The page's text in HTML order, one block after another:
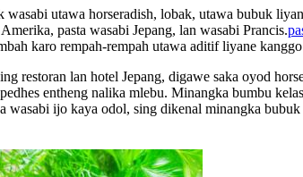
utawa horseradish, lobak, utawa bubuk
pasta wasabi Jepang, lan wasabi Prancis.
karo rempah-rempah utawa aditif liyane
restoran lan hotel Jepang, digawe saka oyod
entheng nalika mlebu. Minangka bumbu
wasabi ijo kaya odol, sing dikenal minangka